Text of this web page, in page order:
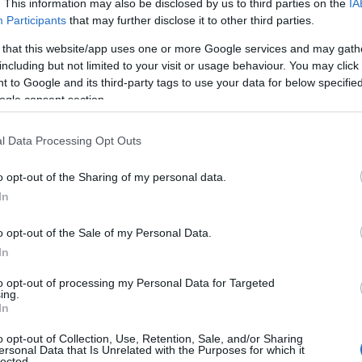
This information may also be disclosed by us to third parties on the
Participants that may further disclose it to other third parties.
that this website/app uses one or more Google services and may
but not limited to your visit or usage behaviour. You may
to Google and its third-party tags to use your data for below
consent section.
Data Processing Opt Outs
opt-out of the Sharing of my personal data.
opt-out of the Sale of my Personal Data.
opt-out of processing my Personal Data for Targeted
opt-out of Collection, Use, Retention, Sale, and/or Sharing
Data that Is Unrelated with the Purposes for which it
έκαναν σήμα να σταματήσουν, ωστόσο ο οδηγός
εμβόλισε τις μηχανές της ΔΙΑΣ, με αποτέλεσμα τον
αστυνομικών. Στην προσπάθειά τους να
πυροβόλησαν τα ελαστικά, χωρίς όμως να